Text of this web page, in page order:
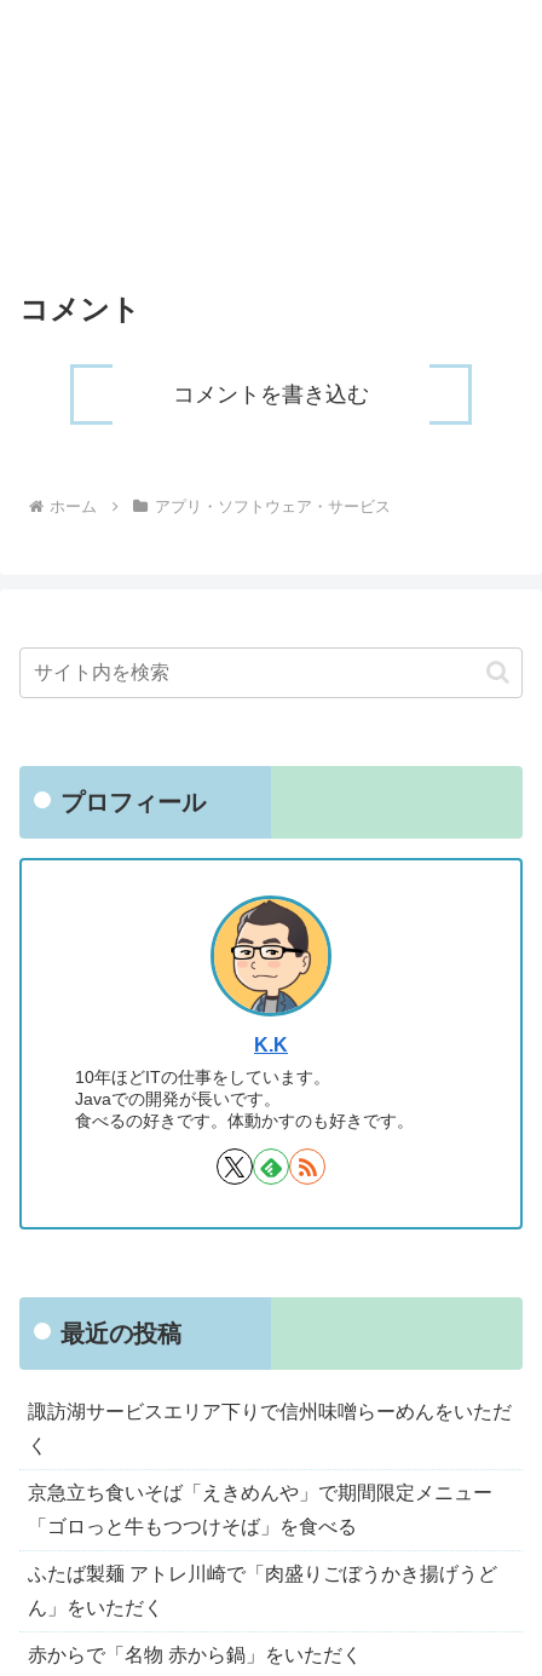
コメント
コメントを書き込む
ホーム アプリ・ソフトウェア・サービス
プロフィール
K.K
10年ほどITの仕事をしています。
Javaでの開発が長いです。
食べるの好きです。体動かすのも好きです。
最近の投稿
諏訪湖サービスエリア下りで信州味噌らーめんをいただ
く
京急立ち食いそば「えきめんや」で期間限定メニュー
「ゴロっと牛もつつけそば」を食べる
ふたば製麺 アトレ川崎で「肉盛りごぼうかき揚げうど
ん」をいただく
赤からで「名物 赤から鍋」をいただく